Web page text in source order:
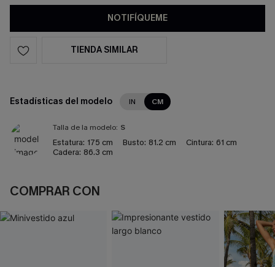
NOTIFÍQUEME
TIENDA SIMILAR
Estadísticas del modelo IN CM
Talla de la modelo: S
Estatura: 175 cm Busto: 81.2 cm Cintura: 61 cm
Cadera: 86.3 cm
COMPRAR CON